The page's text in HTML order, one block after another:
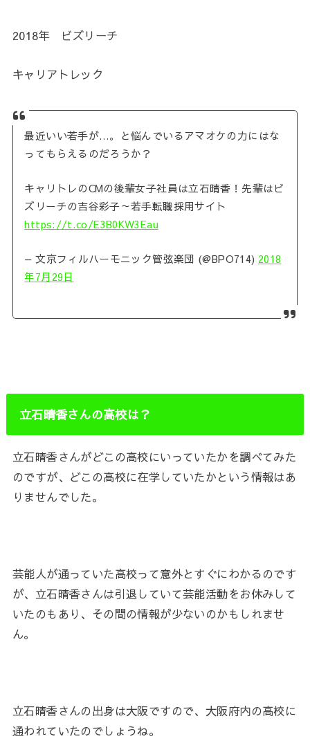
2018年 ビズリーチ
キャリアトレック
最近いい若手が…。と悩んでいるアマオケの力にはな
ってもらえるのだろうか？
キャリトレのCMの後輩女子社員は立石晴香！先輩はビ
ズリーチの吉谷彩子～若手転職採用サイト
https://t.co/E3B0KW3Eau
— 文京フィルハーモニック管弦楽団 (@BPO714) 2018
年7月29日
立石晴香さんの高校は？
立石晴香さんがどこの高校にいっていたかを調べてみた
のですが、どこの高校に在学していたかという情報はあ
りませんでした。
芸能人が通っていた高校って意外とすぐにわかるのです
が、立石晴香さんは引退していて芸能活動をお休みして
いたのもあり、その間の情報が少ないのかもしれませ
ん。
立石晴香さんの出身は大阪ですので、大阪府内の高校に
通われていたのでしょうね。